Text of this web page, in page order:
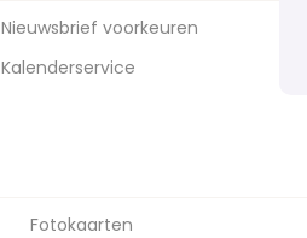
Nieuwsbrief voorkeuren
Kalenderservice
Fotokaarten